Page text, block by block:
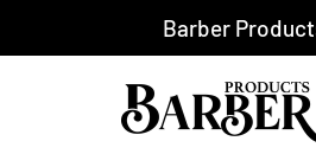
Barber